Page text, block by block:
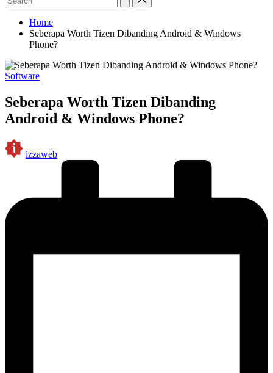
Home
Seberapa Worth Tizen Dibanding Android & Windows
Phone?
Posted
Software
Seberapa Worth Tizen Dibanding
Android & Windows Phone?
Posted
by
izzaweb